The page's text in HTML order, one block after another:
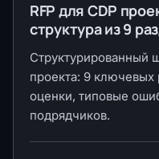
RFP для CDP
структура из 9
Структурированный
проекта: 9 ключевых
оценки, типовые
подрядчиков.